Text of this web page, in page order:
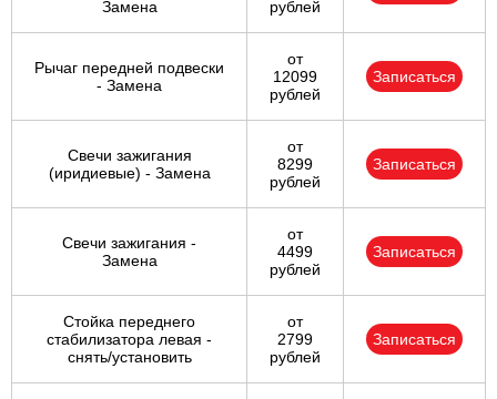
Замена рублей
Рычаг передней подвески
- Замена
от
12099
рублей
Записаться
Свечи зажигания
(иридиевые) - Замена
от
8299
рублей
Записаться
Свечи зажигания -
Замена
от
4499
рублей
Записаться
Стойка переднего
стабилизатора левая -
снять/установить
от
2799
рублей
Записаться